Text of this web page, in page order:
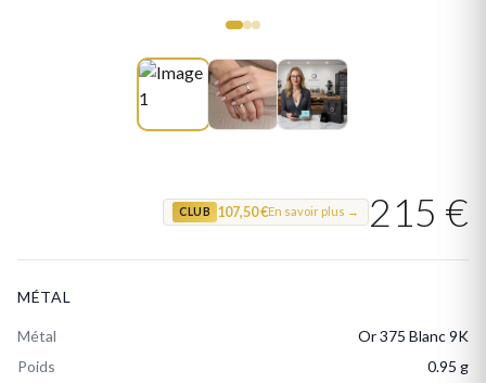
CLUB 107,50 €En savoir plus → 215 €
MÉTAL
Métal
Or 375 Blanc 9K
Poids
0.95 g